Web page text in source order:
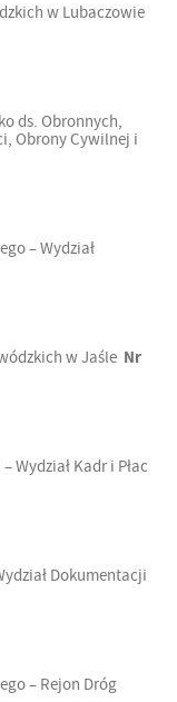
w Lubaczowie
ds. Obronnych,
Obrony Cywilnej i
– Wydział
w Jaśle Nr
Wydział Kadr i Płac
Dokumentacji
– Rejon Dróg